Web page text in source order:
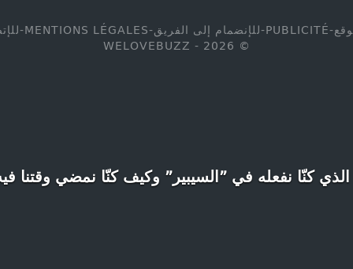
الذي كنّا نفعله في ”السيبير” وكيف كنّا نمضي وقتنا
-
PUBLICITÉ
-للإنضمام إلى الفريق-
MENTIONS LÉGALES
-
© WELOVEBUZZ - 2026